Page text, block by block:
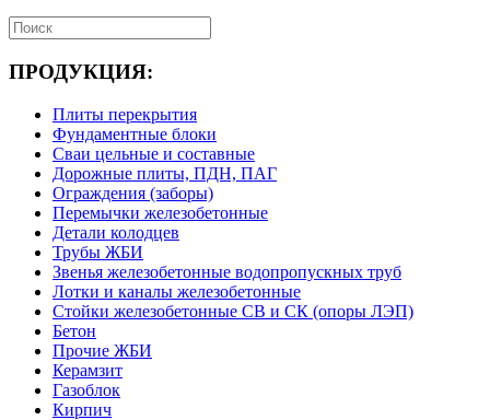
ПРОДУКЦИЯ:
Плиты перекрытия
Фундаментные блоки
Сваи цельные и составные
Дорожные плиты, ПДН, ПАГ
Ограждения (заборы)
Перемычки железобетонные
Детали колодцев
Трубы ЖБИ
Звенья железобетонные водопропускных труб
Лотки и каналы железобетонные
Стойки железобетонные СВ и СК (опоры ЛЭП)
Бетон
Прочие ЖБИ
Керамзит
Газоблок
Кирпич